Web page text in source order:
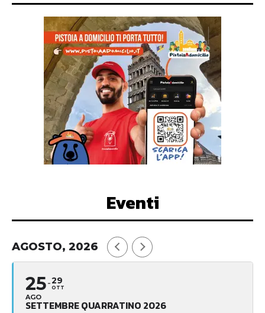
Eventi
AGOSTO, 2026
25
AGO
29
OTT
SETTEMBRE QUARRATINO 2026